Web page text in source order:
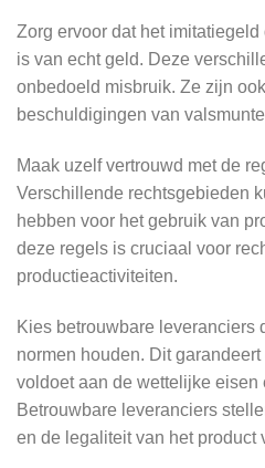
Zorg ervoor dat het
is van echt geld. Deze
onbedoeld misbruik. Ze zijn
beschuldigingen van
Maak uzelf vertrouwd met de
Verschillende rechtsgebieden
hebben voor het gebruik van
deze regels is cruciaal voor
productieactiviteiten.
Kies betrouwbare leveranciers
normen houden. Dit
voldoet aan de wettelijke eisen
Betrouwbare leveranciers
en de legaliteit van het product